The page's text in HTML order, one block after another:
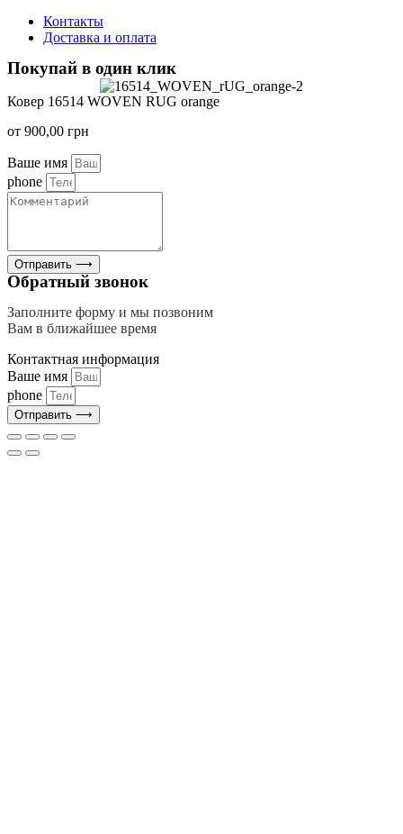
Контакты
Доставка и оплата
Покупай в один клик
Ковер 16514 WOVEN RUG orange
от 900,00 грн
Ваше имя
phone
Отправить ⟶
Обратный звонок
Заполните форму и мы позвоним
Вам в ближайшее время
Контактная информация
Ваше имя
phone
Отправить ⟶